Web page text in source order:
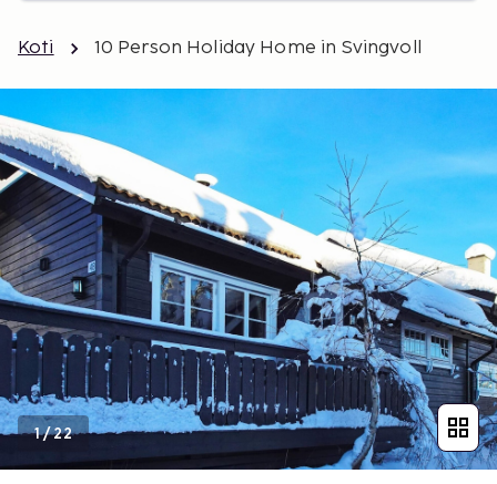
Koti 10 Person Holiday Home in Svingvoll
1/22